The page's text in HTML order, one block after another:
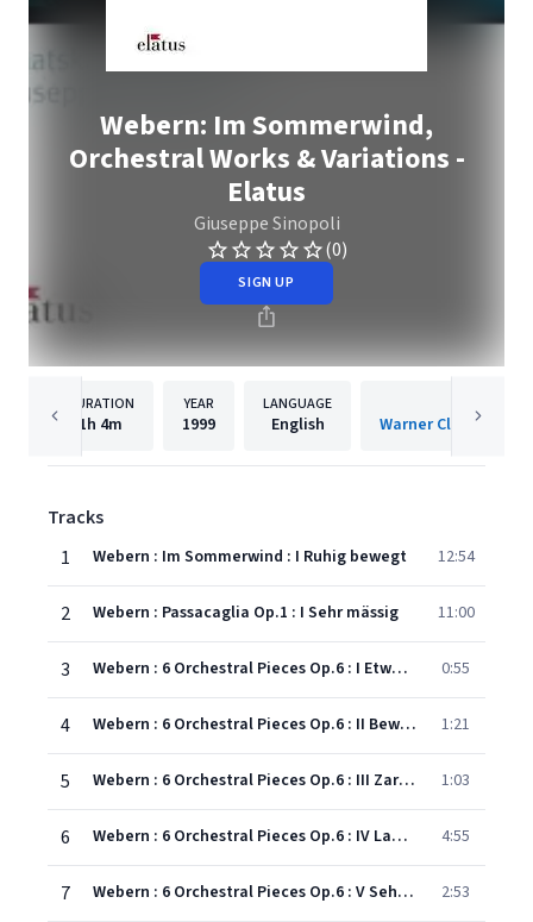
Webern: Im Sommerwind,
Orchestral Works & Variations -
Elatus
Giuseppe Sinopoli
(0)
SIGN UP
DURATION
1h 4m
YEAR
1999
LANGUAGE
English Warner Classics
Tracks
1
Webern : Im Sommerwind : I Ruhig bewegt 12:54
2 Webern : Passacaglia Op.1 : I Sehr mässig 11:00
3 Webern : 6 Orchestral Pieces Op.6 : I Etwas bewegt 0:55
4 Webern : 6 Orchestral Pieces Op.6 : II Bewegt 1:21
5 Webern : 6 Orchestral Pieces Op.6 : III Zart bewegt 1:03
6 Webern : 6 Orchestral Pieces Op.6 : IV Langsam - marcia funebre 4:55
7 Webern : 6 Orchestral Pieces Op.6 : V Sehr langsam 2:53